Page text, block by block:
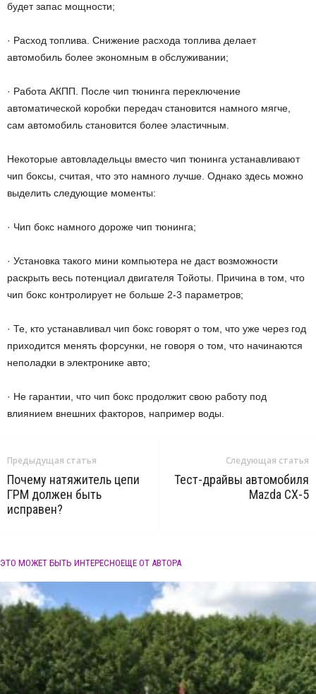
будет запас мощности;
· Расход топлива. Снижение расхода топлива делает
автомобиль более экономным в обслуживании;
· Работа АКПП. После чип тюнинга переключение
автоматической коробки передач становится намного мягче,
сам автомобиль становится более эластичным.
Некоторые автовладельцы вместо чип тюнинга устанавливают
чип боксы, считая, что это намного лучше. Однако здесь можно
выделить следующие моменты:
· Чип бокс намного дороже чип тюнинга;
· Установка такого мини компьютера не даст возможности
раскрыть весь потенциал двигателя Тойоты. Причина в том, что
чип бокс контролирует не больше 2-3 параметров;
· Те, кто устанавливал чип бокс говорят о том, что уже через год
приходится менять форсунки, не говоря о том, что начинаются
неполадки в электронике авто;
· Не гарантии, что чип бокс продолжит свою работу под
влиянием внешних факторов, например воды.
Предыдущая статья
Почему натяжитель цепи
ГРМ должен быть
исправен?
Следующая статья
Тест-драйвы автомобиля
Mazda CX-5
ЭТО МОЖЕТ БЫТЬ ИНТЕРЕСНОЕЩЕ ОТ АВТОРА